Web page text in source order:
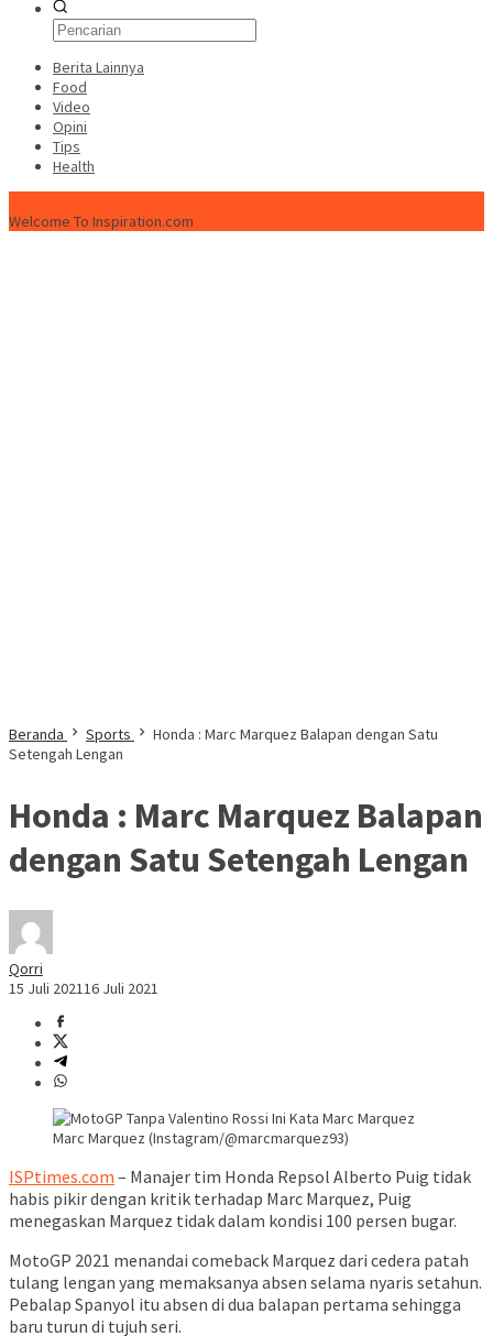
Berita Lainnya
Food
Video
Opini
Tips
Health
Welcome To Inspiration.com
Beranda Sports
Honda : Marc Marquez Balapan dengan Satu
Setengah Lengan
Honda : Marc Marquez Balapan
dengan Satu Setengah Lengan
Qorri
15 Juli 202116 Juli 2021
Marc Marquez (Instagram/@marcmarquez93)
ISPtimes.com – Manajer tim Honda Repsol Alberto Puig tidak
habis pikir dengan kritik terhadap Marc Marquez, Puig
menegaskan Marquez tidak dalam kondisi 100 persen bugar.
MotoGP 2021 menandai comeback Marquez dari cedera patah
tulang lengan yang memaksanya absen selama nyaris setahun.
Pebalap Spanyol itu absen di dua balapan pertama sehingga
baru turun di tujuh seri.